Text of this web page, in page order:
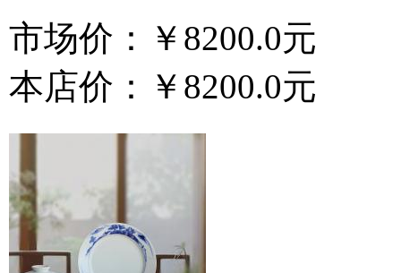
市场价：
￥8200.0元
本店价：
￥8200.0元